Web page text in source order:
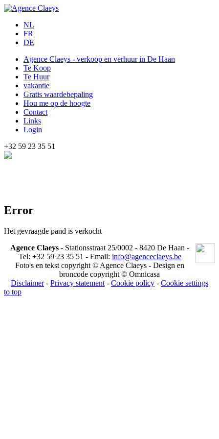
NL
FR
DE
Agence Claeys - verkoop en verhuur in De Haan
Te Koop
Te Huur
vakantie
Gratis waardebepaling
Hou me op de hoogte
Contact
Links
Login
+32 59 23 35 51
Error
Het gevraagde pand is verkocht
Agence Claeys - Stationsstraat 25/0002 - 8420 De Haan -
Tel: +32 59 23 35 51 - Email: info@agenceclaeys.be
Foto's en tekst copyright © Agence Claeys - Design en
broncode copyright © Omnicasa
Disclaimer- Privacy statement - Cookie policy - Cookie settings
to top